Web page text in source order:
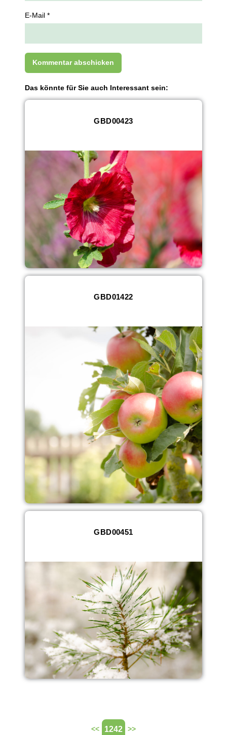
E-Mail *
Das könnte für Sie auch Interessant sein:
GBD00423
GBD01422
GBD00451
<< 1242 >>